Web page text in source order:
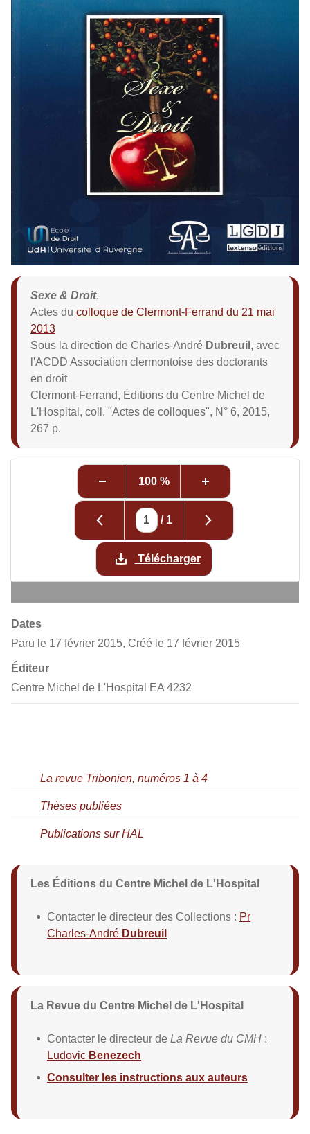
Sexe & Droit,
Actes du colloque de Clermont-Ferrand du 21 mai
2013
Sous la direction de Charles-André Dubreuil , avec
l'ACDD Association clermontoise des doctorants
en droit
Clermont-Ferrand, Éditions du Centre Michel de
L'Hospital, coll. "Actes de colloques", N° 6, 2015,
267 p.
100 %
/ 1
Télécharger
Dates
Paru le 17 février 2015, Créé le 17 février 2015
Éditeur
Centre Michel de L'Hospital EA 4232
La revue Tribonien, numéros 1 à 4
Thèses publiées
Publications sur HAL
Les Éditions du Centre Michel de L'Hospital
Contacter le directeur des Collections : Pr
Charles-André Dubreuil
La Revue du Centre Michel de L'Hospital
Contacter le directeur de La Revue du CMH :
Ludovic Benezech
Consulter les instructions aux auteurs